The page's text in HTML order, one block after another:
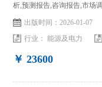
析,预测报告,咨询报告,市场
出版时间：2026-01-07
行业：能源及电力
￥ 23600